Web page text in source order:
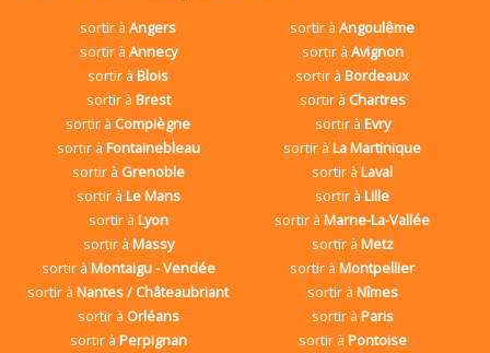
sortir àAngers sortir àAngoulême
sortir à Annecy sortir à Avignon
sortir àBlois sortir àBordeaux
sortir à Brest sortir à Chartres
sortir à Compiègne sortir à Evry
sortir à Fontainebleau sortir àLa Martinique
sortir à Grenoble sortir àLaval
sortir à Le Mans sortir àLille
sortir à Lyon sortir àMarne-La-Vallée
sortir à Massy sortir à Metz
sortir à Montaigu - Vendée sortir àMontpellier
sortir àNantes / Châteaubriant sortir à Nîmes
sortir à Orléans sortir à Paris
sortir à Perpignan sortir à Pontoise